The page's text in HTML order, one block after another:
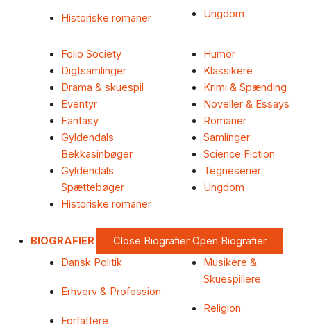
Historiske romaner Ungdom
Folio Society
Digtsamlinger
Drama & skuespil
Eventyr
Fantasy
Gyldendals
Bekkasinbøger
Gyldendals
Spættebøger
Historiske romaner
Humor
Klassikere
Krimi & Spænding
Noveller & Essays
Romaner
Samlinger
Science Fiction
Tegneserier
Ungdom
BIOGRAFIER Close Biografier Open Biografier
Dansk Politik
Erhverv & Profession
Forfattere
Musikere &
Skuespillere
Religion